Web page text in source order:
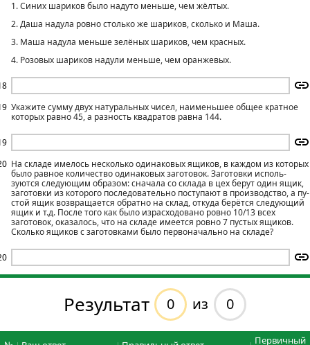
1. Синих шариков было надуто меньше, чем жёлтых.
2. Даша надула ровно столько же шариков, сколько и Маша.
3. Маша надула меньше зелёных шариков, чем красных.
4. Розовых шариков надули меньше, чем оранжевых.
Укажите сумму двух натуральных чисел, наименьшее общее кратное
которых равно 45, а разность квадратов равна 144.
На складе имелось несколько одинаковых ящиков, в каждом из ко­торых
было равное количество одинаковых заготовок. Заготовки исполь­
зуются следующим образом: сначала со склада в цех берут один ящик,
заготовки из которого последовательно поступают в производство, а пу­
стой ящик возвращается обратно на склад, откуда берётся следующий
ящик и т.д. После того как было израсходовано ровно 10/13 всех
заготовок, оказалось, что на складе имеется ровно 7 пустых ящиков.
Сколько ящиков с заготовками было первоначально на складе?
Результат 0 из 0
Первичный